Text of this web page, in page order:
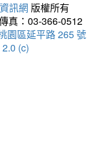
訊網 版權所有
真：03-366-0512
園區延平路 265 號
(c)